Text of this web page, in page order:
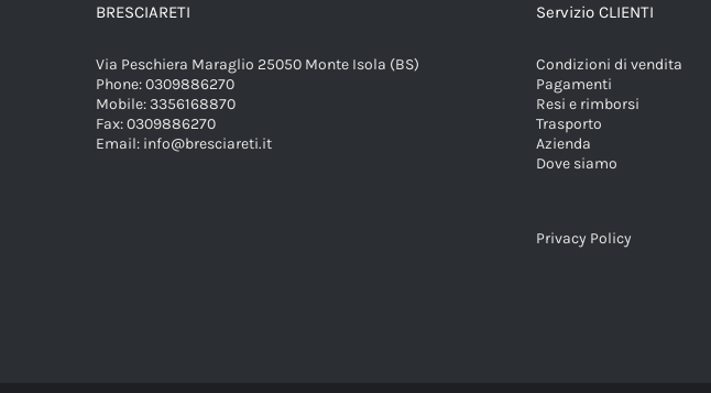
BRESCIARETI
Via Peschiera Maraglio 25050 Monte Isola (BS)
Phone:0309886270
Mobile:3356168870
Fax:0309886270
Email: info@bresciareti.it
Servizio CLIENTI
Condizioni di vendita
Pagamenti
Resi e rimborsi
Trasporto
Azienda
Dove siamo
Privacy Policy